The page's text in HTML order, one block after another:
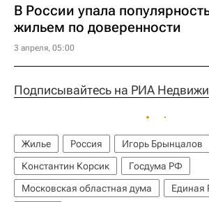
В России упала
жильем по доверенности
3 апреля, 05:00
Подписывайтесь на РИА
Жилье Россия
Игорь Брынцалов
Константин Корсик
Госдума РФ
Московская областная дума
Единая